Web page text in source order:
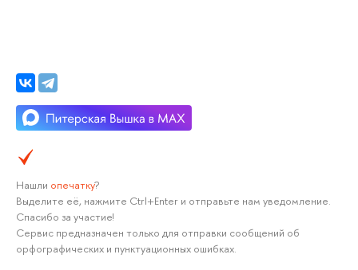
Нашли опечатку?
Выделите её, нажмите Ctrl+Enter и отправьте нам уведомление.
Спасибо за участие!
Сервис предназначен только для отправки сообщений об
орфографических и пунктуационных ошибках.